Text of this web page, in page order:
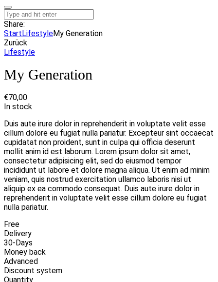
Share:
StartLifestyleMy Generation
Zurück
Lifestyle
My Generation
€70,00
In stock
Duis aute irure dolor in reprehenderit in voluptate velit esse
cillum dolore eu fugiat nulla pariatur. Excepteur sint occaecat
cupidatat non proident, sunt in culpa qui officia deserunt
mollit anim id est laborum. Lorem ipsum dolor sit amet,
consectetur adipisicing elit, sed do eiusmod tempor
incididunt ut labore et dolore magna aliqua. Ut enim ad minim
veniam, quis nostrud exercitation ullamco laboris nisi ut
aliquip ex ea commodo consequat. Duis aute irure dolor in
reprehenderit in voluptate velit esse cillum dolore eu fugiat
nulla pariatur.
Free
Delivery
30-Days
Money back
Advanced
Discount system
Quantity